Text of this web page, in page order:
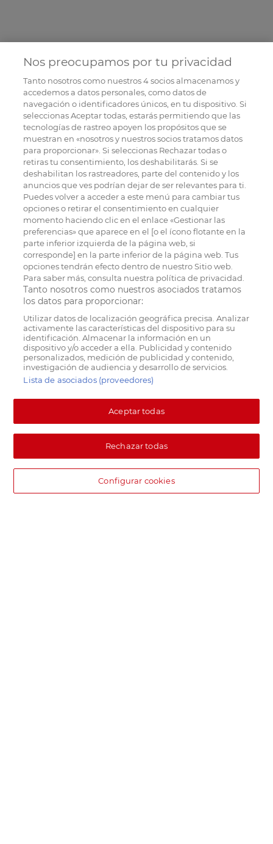
Nos preocupamos por tu privacidad
Tanto nosotros como nuestros4socios almacenamos y
accedemos a datos personales, como datos de
navegación o identificadores únicos, en tu dispositivo. Si
seleccionas Aceptar todas, estarás permitiendo que las
tecnologías de rastreo apoyen los propósitos que se
muestran en «nosotros y nuestros socios tratamos datos
para proporcionar». Si seleccionas Rechazar todas o
retiras tu consentimiento, los deshabilitarás. Si se
deshabilitan los rastreadores, parte del contenido y los
anuncios que ves podrían dejar de ser relevantes para ti.
Puedes volver a acceder a este menú para cambiar tus
opciones o retirar el consentimiento en cualquier
momento haciendo clic en el enlace «Gestionar las
preferencias» que aparece en el [o el ícono flotante en la
parte inferior izquierda de la página web, si
corresponde] en la parte inferior de la página web. Tus
opciones tendrán efecto dentro de nuestro Sitio web.
Para saber más, consulta nuestra política de privacidad.
Tanto nosotros como nuestros asociados tratamos
los datos para proporcionar:
Utilizar datos de localización geográfica precisa. Analizar
activamente las características del dispositivo para su
identificación. Almacenar la información en un
dispositivo y/o acceder a ella. Publicidad y contenido
personalizados, medición de publicidad y contenido,
investigación de audiencia y desarrollo de servicios.
Lista de asociados (proveedores)
Aceptar todas
Rechazar todas
Configurar cookies